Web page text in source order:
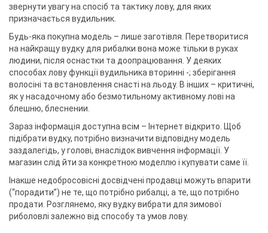
звернути увагу на спосіб та тактику лову, для яких
призначається вудильник.
Будь-яка покупна модель – лише заготівля. Перетворитися
на найкращу вудку для рибалки вона може тільки в руках
людини, після оснастки та доопрацювання. У деяких
способах лову функції вудильника вторинні -; зберігання
волосіні та встановлення снасті на льоду. В інших – критичні,
як у насадочному або безмотильному активному лові на
блешню, блеснении.
Зараз інформація доступна всім – Інтернет відкрито. Щоб
підібрати вудку, потрібно визначити відповідну модель
заздалегідь, у голові, внаслідок вивчення інформації. У
магазин слід йти за конкретною моделлю і купувати саме її.
Інакше недобросовісні досвідчені продавці можуть впарити
(“порадити”) не те, що потрібно рибалці, а те, що потрібно
продати. Розглянемо, яку вудку вибрати для зимової
риболовлі залежно від способу та умов лову.